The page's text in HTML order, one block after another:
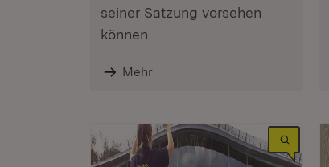
seiner Satzung vorsehen
können.
Mehr